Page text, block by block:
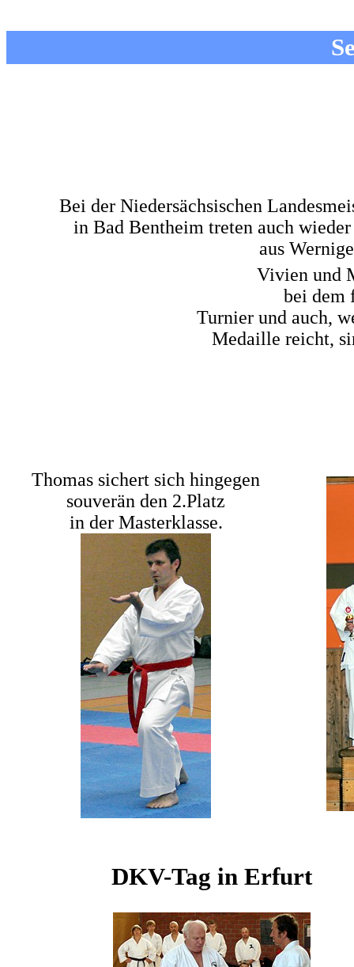
Bei der Niedersächsischen
in Bad Bentheim treten auch
aus
Vivien und
bei dem
Turnier und auch,
Medaille reicht,
Thomas sichert sich hingegen
souverän den 2.Platz
in der Masterklasse.
DKV-Tag in Erfurt